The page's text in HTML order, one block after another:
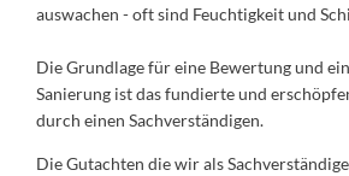
auswachen - oft sind Feuchtigkeit und
Die Grundlage für eine Bewertung und
Sanierung ist das fundierte und
durch einen Sachverständigen.
Die Gutachten die wir als